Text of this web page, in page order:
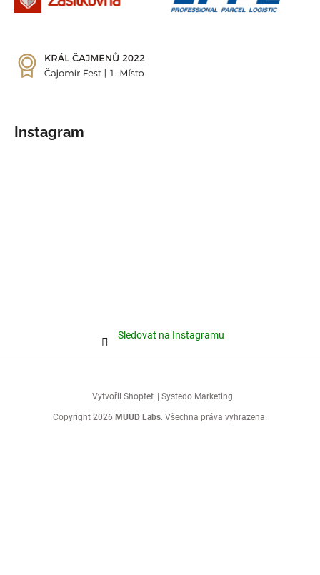
Instagram
Sledovat na Instagramu
Vytvořil Shoptet | Systedo Marketing
Copyright 2026 MUUD Labs. Všechna práva vyhrazena.